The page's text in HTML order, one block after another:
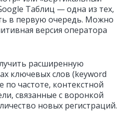
Таблиц — одна из тех,
в первую очередь. Можно
версия оператора
расширенную
ключевых слов (keyword
по частоте, контекстной
связанные с воронкой
новых регистраций.